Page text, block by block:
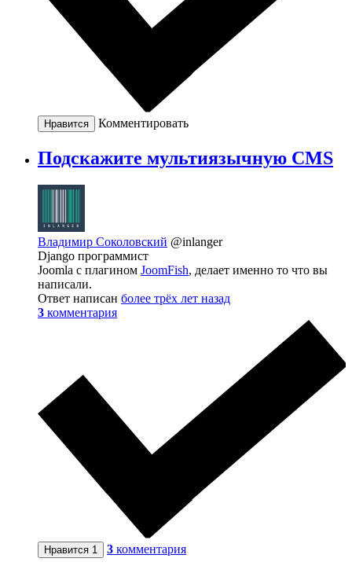
Нравится Комментировать
Подскажите мультиязычную CMS
Владимир Соколовский @inlanger
Django программист
Joomla с плагином JoomFish, делает именно то что вы
написали.
Ответ написан более трёх лет назад
3 комментария
Нравится 1 3 комментария